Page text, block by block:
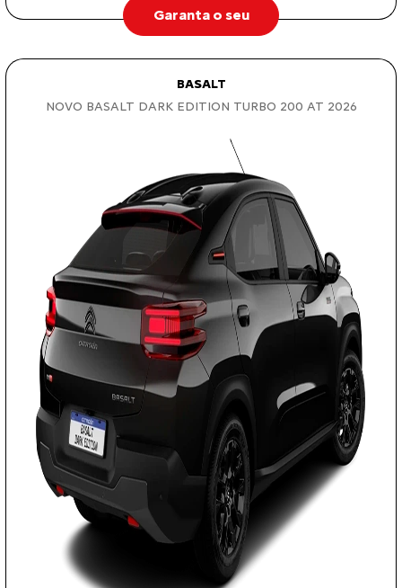
Garanta o seu
BASALT
NOVO BASALT DARK EDITION TURBO 200 AT 2026